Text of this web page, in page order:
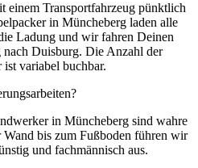
einem Transportfahrzeug pünktlich
in Müncheberg laden alle
Ladung und wir fahren Deinen
Duisburg. Die Anzahl der
variabel buchbar.
in Müncheberg sind wahre
Wand bis zum Fußboden führen wir
und fachmännisch aus.